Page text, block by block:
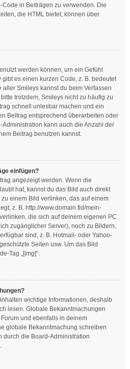
Code in Beiträgen zu verwenden. Die
die HTML bietet, können über
werden können, um ein Gefühl
es einen kurzen Code, z. B. bedeutet
aller Smileys kannst du beim Verfassen
trotzdem, Smileys nicht zu häufig zu
schnell unlesbar machen und ein
Beitrag entsprechend überarbeiten oder
kann auch die Anzahl der
Beitrag benutzen kannst.
einfügen?
angezeigt werden. Wenn die
hat, kannst du das Bild auch direkt
einem Bild verlinken, das auf einem
z. B. http://www.domain.tld/mein-
die sich auf deinem eigenen PC
zugänglicher Server), noch zu Bildern,
sind, z. B. Hotmail- oder Yahoo-
Seiten usw. Um das Bild
Tag „[img]“.
wichtige Informationen, deshalb
lesen. Globale Bekanntmachungen
und ebenfalls in deinem
globale Bekanntmachung schreiben
durch die Board-Administration